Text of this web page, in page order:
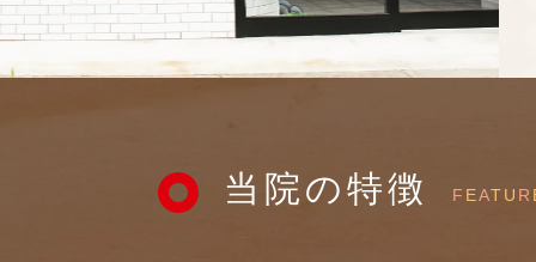
当院の特徴 F EATU R